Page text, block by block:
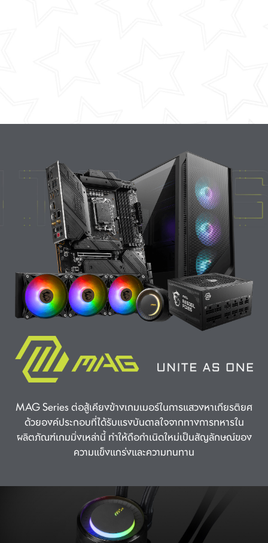
MAG Series ต่อสู้เคียงข้างเกมเมอร์ในการแสวงหาเกียรติยศ
ด้วยองค์ประกอบที่ได้รับแรงบันดาลใจจากทางการทหารใน
ผลิตภัณฑ์เกมมิ่งเหล่านี้ ทำให้ถือกำเนิดใหม่เป็นสัญลักษณ์ของ
ความแข็งแกร่งและความทนทาน